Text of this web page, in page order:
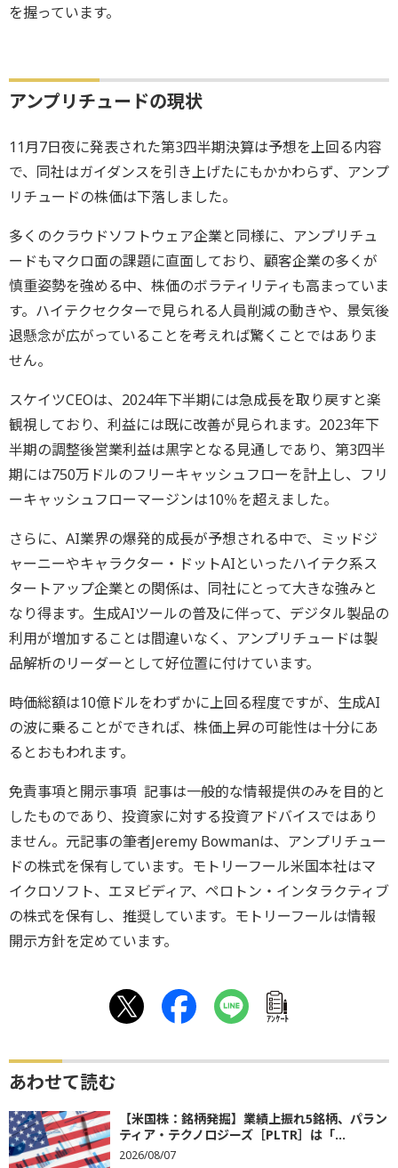
を握っています。
アンプリチュードの現状
11月7日夜に発表された第3四半期決算は予想を上回る内容
で、同社はガイダンスを引き上げたにもかかわらず、アンプ
リチュードの株価は下落しました。
多くのクラウドソフトウェア企業と同様に、アンプリチュ
ードもマクロ面の課題に直面しており、顧客企業の多くが
慎重姿勢を強める中、株価のボラティリティも高まっていま
す。ハイテクセクターで見られる人員削減の動きや、景気後
退懸念が広がっていることを考えれば驚くことではありま
せん。
スケイツCEOは、2024年下半期には急成長を取り戻すと楽
観視しており、利益には既に改善が見られます。2023年下
半期の調整後営業利益は黒字となる見通しであり、第3四半
期には750万ドルのフリーキャッシュフローを計上し、フリ
ーキャッシュフローマージンは10％を超えました。
さらに、AI業界の爆発的成長が予想される中で、ミッドジ
ャーニーやキャラクター・ドットAIといったハイテク系ス
タートアップ企業との関係は、同社にとって大きな強みと
なり得ます。生成AIツールの普及に伴って、デジタル製品の
利用が増加することは間違いなく、アンプリチュードは製
品解析のリーダーとして好位置に付けています。
時価総額は10億ドルをわずかに上回る程度ですが、生成AI
の波に乗ることができれば、株価上昇の可能性は十分にあ
るとおもわれます。
免責事項と開示事項 記事は一般的な情報提供のみを目的と
したものであり、投資家に対する投資アドバイスではあり
ません。元記事の筆者Jeremy Bowmanは、アンプリチュー
ドの株式を保有しています。モトリーフール米国本社はマ
イクロソフト、エヌビディア、ペロトン・インタラクティブ
の株式を保有し、推奨しています。モトリーフールは情報
開示方針を定めています。
ｱﾝｹｰﾄ
あわせて読む
【米国株：銘柄発掘】業績上振れ5銘柄、パラン
ティア・テクノロジーズ［PLTR］は「...
2026/08/07